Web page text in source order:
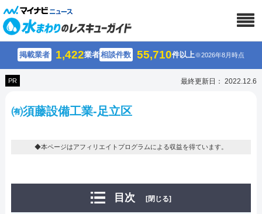
掲載業者 1,422業者相談件数 55,710件以上※2026年8月時点
PR 最終更新日： 2022.12.6
㈲須藤設備工業-足立区
◆本ページはアフィリエイトプログラムによる収益を得ています。
目次 [閉じる]